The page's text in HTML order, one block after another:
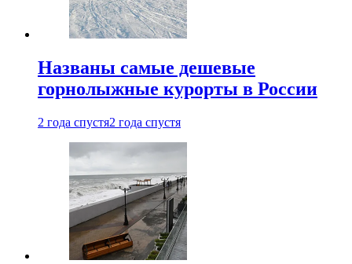
Названы самые дешевые
горнолыжные курорты в России
2 года спустя2 года спустя